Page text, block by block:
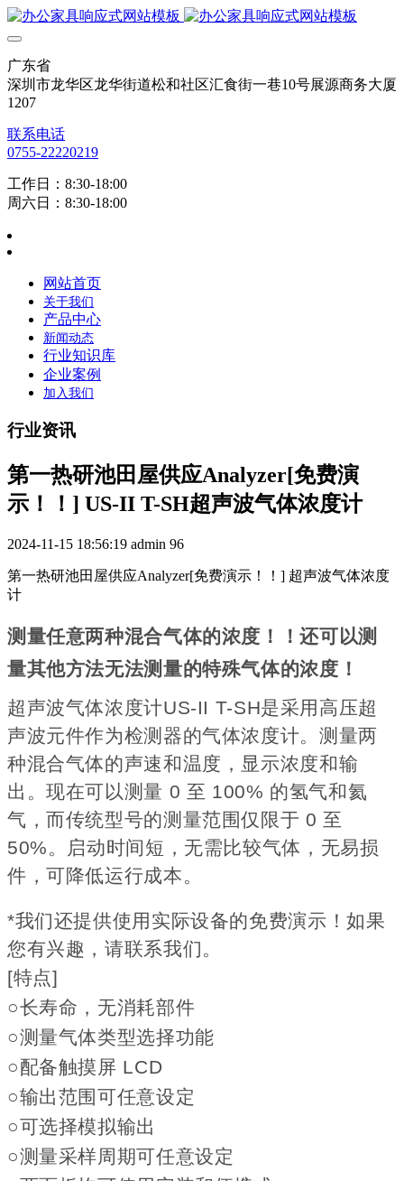
广东省
深圳市龙华区龙华街道松和社区汇食街一巷10号展源商务大厦
1207
联系电话
0755-22220219
工作日：8:30-18:00
周六日：8:30-18:00
网站首页
关于我们
产品中心
新闻动态
行业知识库
企业案例
加入我们
行业资讯
第一热研池田屋供应Analyzer[免费演
示！！] US-II T-SH超声波气体浓度计
2024-11-15 18:56:19 admin 96
第一热研池田屋供应Analyzer[免费演示！！] 超声波气体浓度
计
测量任意两种混合气体的浓度！！还可以测
量其他方法无法测量的特殊气体的浓度！
超声波气体浓度计US-II T-SH是采用高压超
声波元件作为检测器的气体浓度计。测量两
种混合气体的声速和温度，显示浓度和输
出。现在可以测量 0 至 100% 的氢气和氦
气，而传统型号的测量范围仅限于 0 至
50%。启动时间短，无需比较气体，无易损
件，可降低运行成本。
*我们还提供使用实际设备的免费演示！如果
您有兴趣，请联系我们。
[特点]
○长寿命，无消耗部件
○测量气体类型选择功能
○配备触摸屏 LCD
○输出范围可任意设定
○可选择模拟输出
○测量采样周期可任意设定